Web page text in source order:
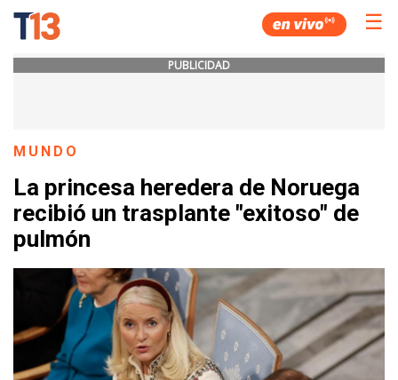
☰
PUBLICIDAD
MUNDO
La princesa heredera de Noruega
recibió un trasplante "exitoso" de
pulmón